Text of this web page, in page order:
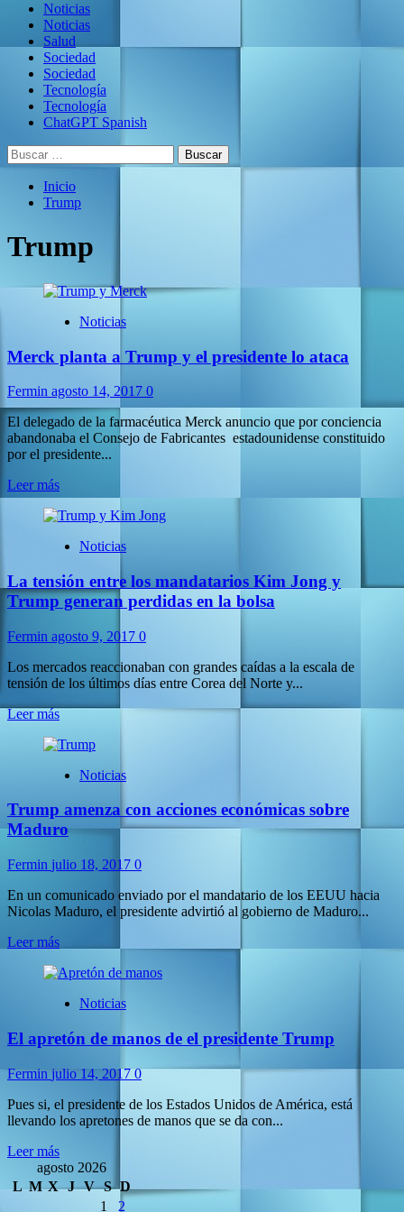
Noticias
Noticias
Salud
Sociedad
Sociedad
Tecnología
Tecnología
ChatGPT Spanish
Buscar:
Inicio
Trump
Trump
Noticias
Merck planta a Trump y el presidente lo ataca
Fermin agosto 14, 2017 0
El delegado de la farmacéutica Merck anuncio que por conciencia
abandonaba el Consejo de Fabricantes estadounidense constituido
por el presidente...
Leer másLeer
más
sobre
planta
Trump
y
el
presidente
lo
ataca
Noticias
La tensión entre los mandatarios Kim Jong y
Trump generan perdidas en la bolsa
Fermin agosto 9, 2017 0
Los mercados reaccionaban con grandes caídas a la escala de
tensión de los últimos días entre Corea del Norte y...
Leer másLeer
sobre
tensión
los
mandatarios
Jong
y
Trump
generan
en
bolsa
Noticias
Trump amenza con acciones económicas sobre
Maduro
Fermin julio 18, 2017 0
En un comunicado enviado por el mandatario de los EEUU hacia
Nicolas Maduro, el presidente advirtió al gobierno de Maduro...
Leer másLeer
sobre
amenza
acciones
sobre
Noticias
El apretón de manos de el presidente Trump
Fermin julio 14, 20170
Pues si, el presidente de los Estados Unidos de América, está
llevando los apretones de manos que se da con...
Leer másLeer
más
sobre
agosto 2026
L M X J V S D
1
2